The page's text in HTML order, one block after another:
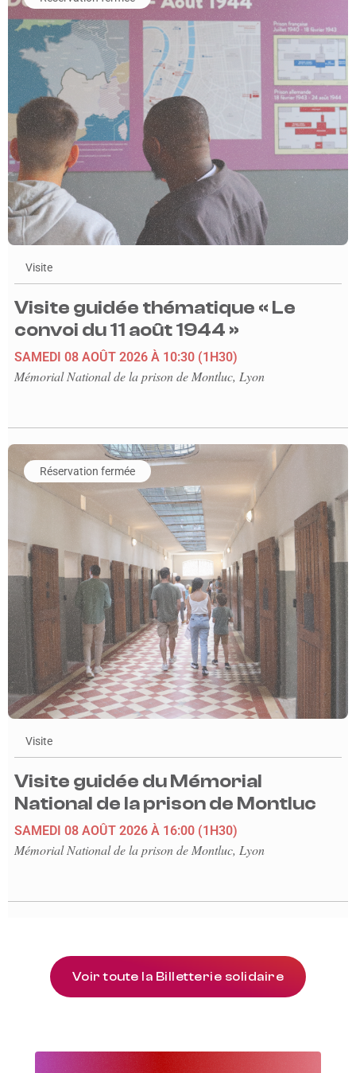
Visite
Visite guidée thématique « Le
convoi du 11 août 1944 »
SAMEDI 08 AOÛT 2026 À 10:30 (1H30)
Mémorial National de la prison de Montluc, Lyon
En savoir plus sur l'événement Visite guidée du Mémorial
Réservation fermée
Visite
Visite guidée du Mémorial
National de la prison de Montluc
SAMEDI 08 AOÛT 2026 À 16:00 (1H30)
Mémorial National de la prison de Montluc, Lyon
Voir toute la Billetterie solidaire